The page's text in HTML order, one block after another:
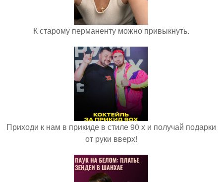
К старому перманенту можно привыкнуть.
Приходи к нам в прикиде в стиле 90 х и получай подарки
от руки вверх!